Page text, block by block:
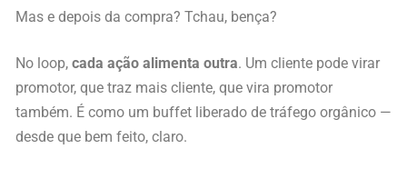
Mas e depois da compra? Tchau, bença?
No loop, cada ação alimenta outra. Um cliente pode virar
promotor, que traz mais cliente, que vira promotor
também. É como um buffet liberado de tráfego orgânico —
desde que bem feito, claro.